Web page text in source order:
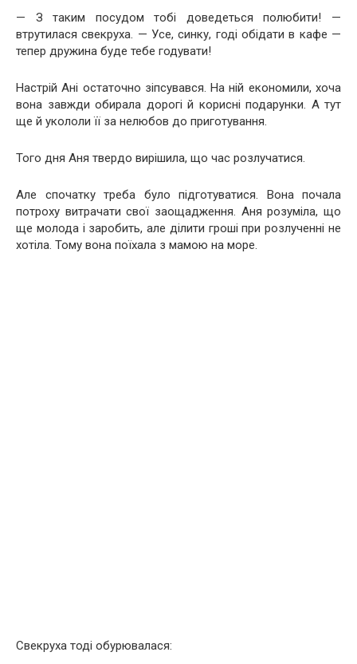
— З таким посудом тобі доведеться полюбити! —
втрутилася свекруха. — Усе, синку, годі обідати в кафе —
тепер дружина буде тебе годувати!
Настрій Ані остаточно зіпсувався. На ній економили, хоча
вона завжди обирала дорогі й корисні подарунки. А тут
ще й укололи її за нелюбов до приготування.
Того дня Аня твердо вирішила, що час розлучатися.
Але спочатку треба було підготуватися. Вона почала
потроху витрачати свої заощадження. Аня розуміла, що
ще молода і заробить, але ділити гроші при розлученні не
хотіла. Тому вона поїхала з мамою на море.
Свекруха тоді обурювалася: